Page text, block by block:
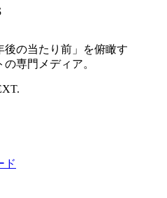
後の当たり前」を俯瞰す
専門メディア。
ド